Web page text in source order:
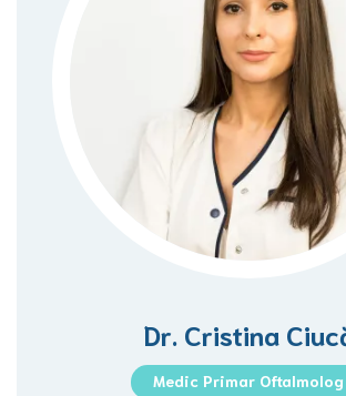
Dr. Cristina
Medic Primar Oftalmolog